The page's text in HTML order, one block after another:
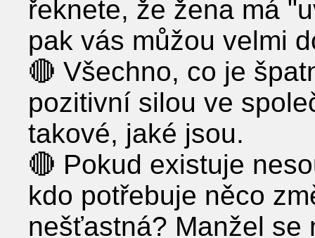
řeknete, že žena má
pak vás můžou velmi
🔴 Všechno, co je
pozitivní silou ve
takové, jaké jsou.
🔴 Pokud existuje
kdo potřebuje něco
nešťastná? Manžel se